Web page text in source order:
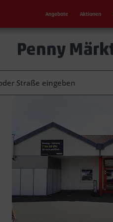
Angebote Aktionen
Penny